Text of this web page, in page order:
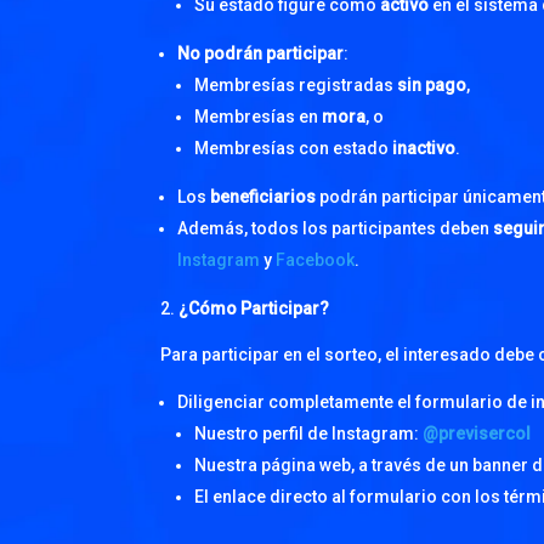
Su estado figure como activo en el sistema
No podrán participar:
Membresías registradas sin pago,
Membresías en mora, o
Membresías con estado inactivo.
Los beneficiarios podrán participar
Además, todos los participantes deben
Instagram y Facebook.
¿Cómo Participar?
Para participar en el sorteo, el interesado
Diligenciar completamente el formulario de
Nuestro perfil de Instagram: @previsercol
Nuestra página web, a través de un banner
El enlace directo al formulario con los